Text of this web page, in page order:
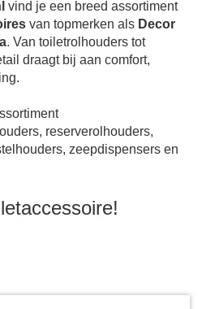
vind je een breed assortiment
van topmerken als Decor
. Van toiletrolhouders tot
draagt bij aan comfort,
, reserverolhouders,
, zeepdispensers en